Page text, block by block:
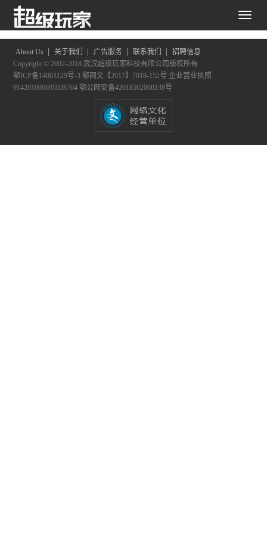
共搜索到 0 个结果
About Us 关于我们 广告服务 联系我们
招聘信息
Copyright © 2002-2018 武汉超级玩家科技有限公司版权所有
鄂ICP备14003129号-3 鄂网文【2017】7018-152号 企业营业执照
914201006695028704 鄂公网安备42018502000138号